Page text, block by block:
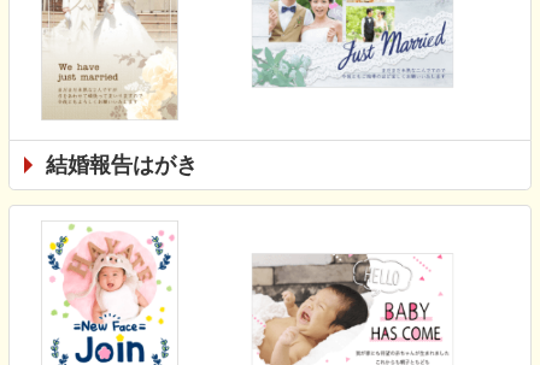
結婚報告はがき